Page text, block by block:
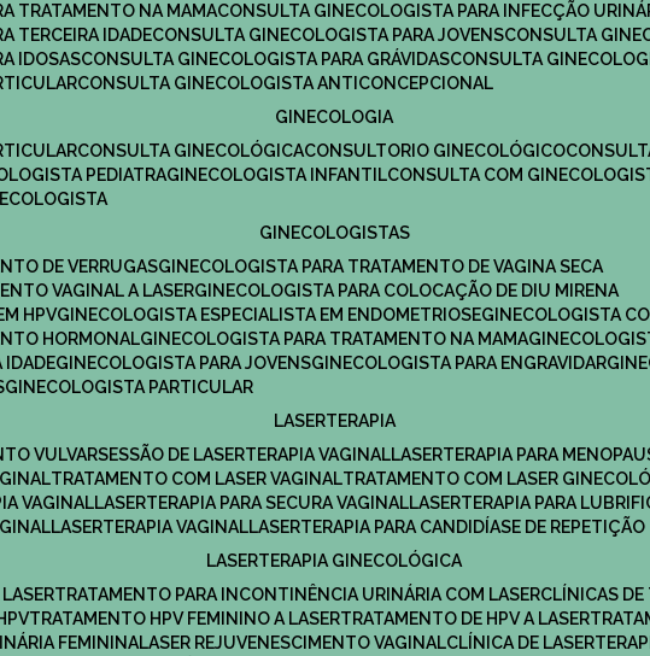
TRATAMENTO NA MAMA
CONSULTA GINECOLOGISTA PARA INFECÇÃO
TERCEIRA IDADE
CONSULTA GINECOLOGISTA PARA JOVENS
CONSULTA
IDOSAS
CONSULTA GINECOLOGISTA PARA GRÁVIDAS
CONSULTA
CONSULTA GINECOLOGISTA ANTICONCEPCIONAL
GINECOLOGIA
CONSULTA GINECOLÓGICA​ CONSULTORIO GINECOLÓGICO​
PEDIATRA​ GINECOLOGISTA INFANTIL​ CONSULTA COM
GINECOLOGISTAS
DE VERRUGAS
GINECOLOGISTA PARA TRATAMENTO DE VAGINA SECA
VAGINAL A LASER
GINECOLOGISTA PARA COLOCAÇÃO DE DIU MIRENA
HPV
GINECOLOGISTA ESPECIALISTA EM ENDOMETRIOSE
GINECOLOGISTA
HORMONAL
GINECOLOGISTA PARA TRATAMENTO NA MAMA
IDADE
GINECOLOGISTA PARA JOVENS GINECOLOGISTA PARA ENGRAVIDAR
GINECOLOGISTA PARTICULAR
LASERTERAPIA
VULVAR
SESSÃO DE LASERTERAPIA​ VAGINAL LASERTERAPIA PARA
TRATAMENTO COM LASER VAGINAL
TRATAMENTO COM LASER
VAGINAL LASERTERAPIA PARA SECURA VAGINAL​ LASERTERAPIA PARA
LASERTERAPIA VAGINAL​ LASERTERAPIA PARA CANDIDÍASE DE REPETIÇÃO
LASERTERAPIA GINECOLÓGICA
TRATAMENTO PARA INCONTINÊNCIA URINÁRIA COM LASER
CLÍNICAS
TRATAMENTO HPV FEMININO A LASER TRATAMENTO DE HPV A LASER
FEMININA LASER REJUVENESCIMENTO VAGINAL
CLÍNICA DE